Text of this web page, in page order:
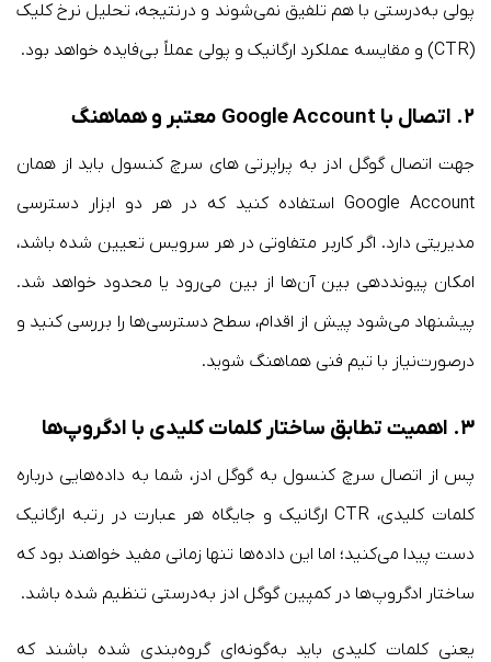
پولی به‌درستی با هم تلفیق نمی‌شوند و درنتیجه، تحلیل نرخ کلیک
(CTR) و مقایسه عملکرد ارگانیک و پولی عملاً بی‌فایده خواهد بود.
۲. اتصال با Google Account معتبر و هماهنگ
جهت اتصال گوگل ادز به پراپرتی های سرچ کنسول باید از همان
Google Account استفاده کنید که در هر دو ابزار دسترسی
مدیریتی دارد. اگر کاربر متفاوتی در هر سرویس تعیین شده باشد،
امکان پیونددهی بین آن‌ها از بین می‌رود یا محدود خواهد شد.
پیشنهاد می‌شود پیش از اقدام، سطح دسترسی‌ها را بررسی کنید و
درصورت‌نیاز با تیم فنی هماهنگ شوید.
۳. اهمیت تطابق ساختار کلمات کلیدی با ادگروپ‌ها
پس از اتصال سرچ کنسول به گوگل ادز، شما به داده‌هایی درباره
کلمات کلیدی، CTR ارگانیک و جایگاه هر عبارت در رتبه ارگانیک
دست پیدا می‌کنید؛ اما این داده‌ها تنها زمانی مفید خواهند بود که
ساختار ادگروپ‌ها در کمپین گوگل ادز به‌درستی تنظیم شده باشد.
یعنی کلمات کلیدی باید به‌گونه‌ای گروه‌بندی شده باشند که